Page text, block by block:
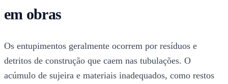
em obras
Os entupimentos geralmente ocorrem por resíduos e
detritos de construção que caem nas tubulações. O
acúmulo de sujeira e materiais inadequados, como restos